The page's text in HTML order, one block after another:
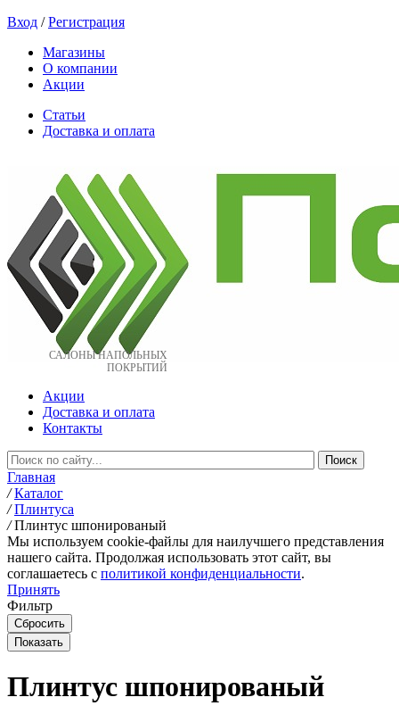
Вход /Регистрация
Магазины
О компании
Акции
Статьи
Доставка и оплата
САЛОНЫ НАПОЛЬНЫХ
ПОКРЫТИЙ
Акции
Доставка и оплата
Контакты
Главная
/ Каталог
/ Плинтуса
/ Плинтус шпонированый
Мы используем cookie-файлы для наилучшего представления
нашего сайта. Продолжая использовать этот сайт, вы
соглашаетесь c политикой конфиденциальности.
Принять
Фильтр
Плинтус шпонированый